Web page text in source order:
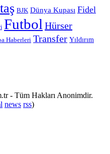
BJK Dünya Kupası Fidel
Futbol Hürser
Haberleri Transfer Yıldırım
- Tüm Hakları Anonimdir.
news rss)